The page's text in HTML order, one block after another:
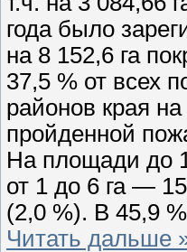
года было
на 8 152,6 га
37,5 % от всех
районов края
пройденной
На площади до
от 1 до 6 га —
(2,0 %). В 45,9
Читать дальше